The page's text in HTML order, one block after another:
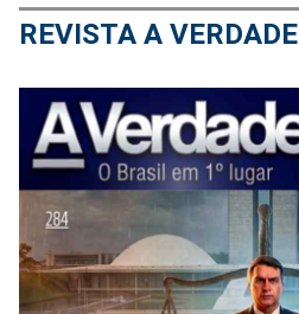
REVISTA A VERDADE